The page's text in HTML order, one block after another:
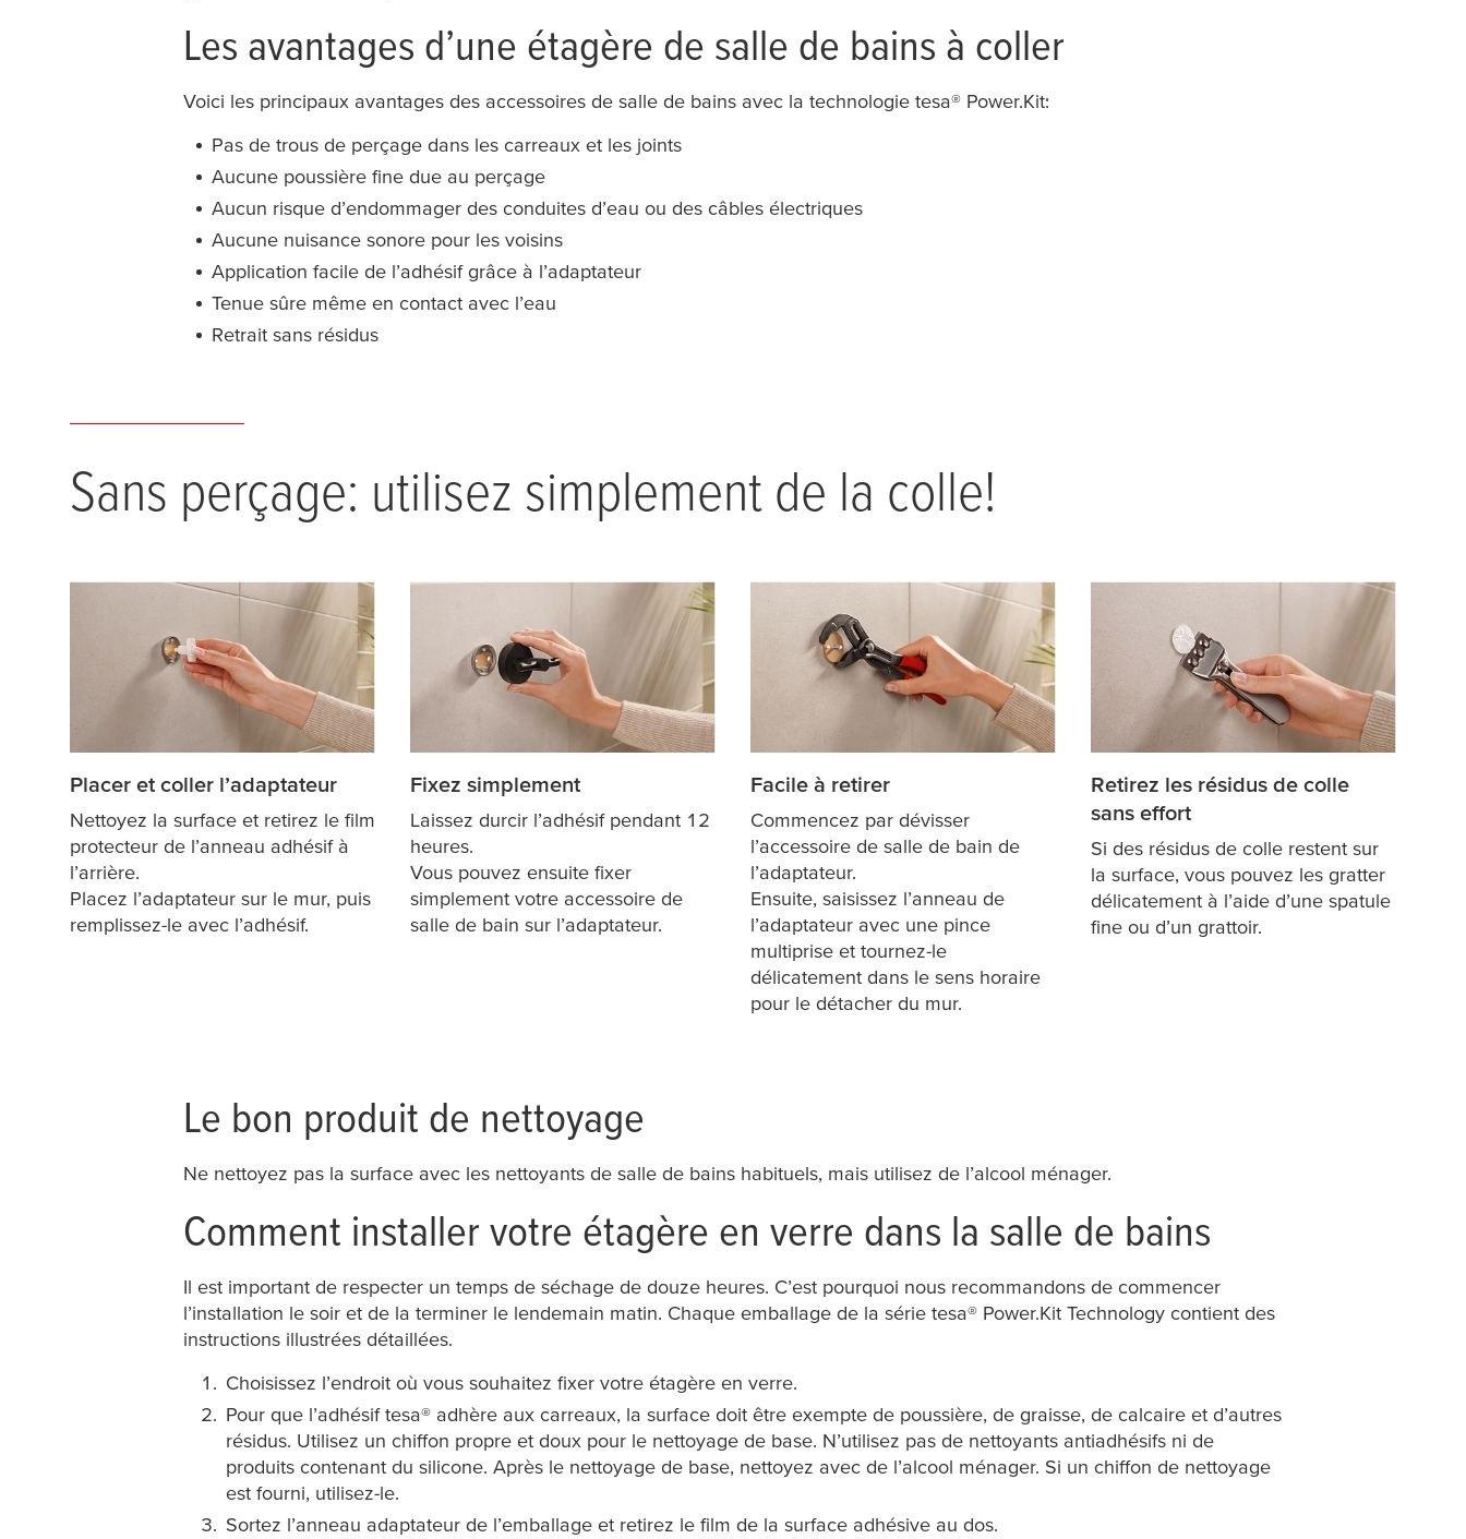
Les avantages d’une étagère de salle de bains à coller
Voici les principaux avantages des accessoires de salle de bains avec la technologie tesa® Power.Kit:
Pas de trous de perçage dans les carreaux et les joints
Aucune poussière fine due au perçage
Aucun risque d’endommager des conduites d’eau ou des câbles électriques
Aucune nuisance sonore pour les voisins
Application facile de l’adhésif grâce à l’adaptateur
Tenue sûre même en contact avec l’eau
Retrait sans résidus
Sans perçage: utilisez simplement de la colle!
Placer et coller l’adaptateur
Nettoyez la surface et retirez le film
protecteur de l’anneau adhésif à
l’arrière.
Placez l’adaptateur sur le mur, puis
remplissez-le avec l’adhésif.
Fixez simplement
Laissez durcir l’adhésif pendant 12
heures.
Vous pouvez ensuite fixer
simplement votre accessoire de
salle de bain sur l’adaptateur.
Facile à retirer
Commencez par dévisser
l’accessoire de salle de bain de
l’adaptateur.
Ensuite, saisissez l’anneau de
l’adaptateur avec une pince
multiprise et tournez-le
délicatement dans le sens horaire
pour le détacher du mur.
Retirez les résidus de colle
sans effort
Si des résidus de colle restent sur
la surface, vous pouvez les gratter
délicatement à l’aide d’une spatule
fine ou d’un grattoir.
Le bon produit de nettoyage
Ne nettoyez pas la surface avec les nettoyants de salle de bains habituels, mais utilisez de l’alcool ménager.
Comment installer votre étagère en verre dans la salle de bains
Il est important de respecter un temps de séchage de douze heures. C’est pourquoi nous recommandons de commencer
l’installation le soir et de la terminer le lendemain matin. Chaque emballage de la série tesa® Power.Kit Technology contient des
instructions illustrées détaillées.
Choisissez l’endroit où vous souhaitez fixer votre étagère en verre.
Pour que l’adhésiftesa® adhère aux carreaux, la surface doit être exempte de poussière, de graisse, de calcaire et d’autres
résidus. Utilisez un chiffon propre et doux pour le nettoyage de base. N’utilisez pas de nettoyants antiadhésifs ni de
produits contenant du silicone. Après le nettoyage de base, nettoyez avec de l’alcool ménager. Si un chiffon de nettoyage
est fourni, utilisez-le.
Sortez l’anneau adaptateur de l’emballage et retirez le film de la surface adhésive au dos.